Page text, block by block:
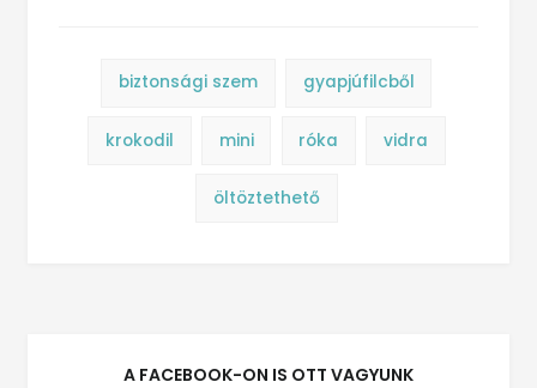
biztonsági szem gyapjúfilcből
krokodil mini róka vidra
öltöztethető
A FACEBOOK-ON IS OTT VAGYUNK